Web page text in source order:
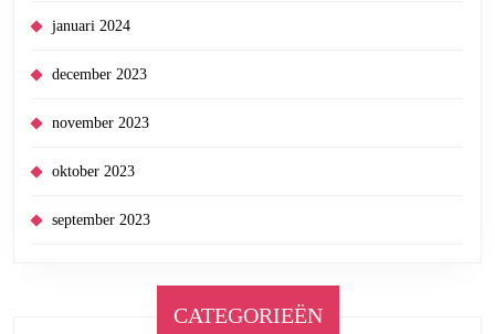
januari 2024
december 2023
november 2023
oktober 2023
september 2023
CATEGORIEËN